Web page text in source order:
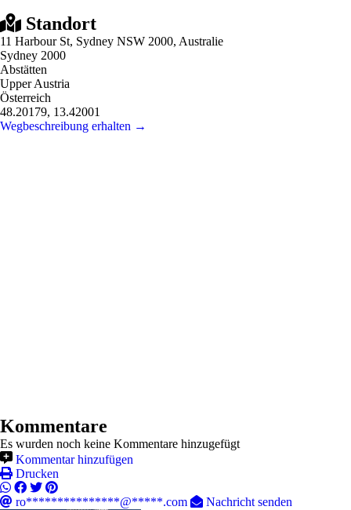
Standort
11 Harbour St, Sydney NSW 2000, Australie
Sydney 2000
Abstätten
Upper Austria
Österreich
48.20179, 13.42001
Wegbeschreibung erhalten →
Kommentare
Es wurden noch keine Kommentare hinzugefügt
Kommentar hinzufügen
Drucken
ro***************@*****.com Nachricht senden